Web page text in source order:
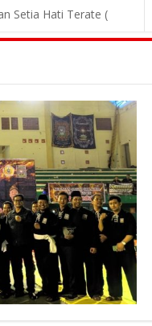
Setia Hati Terate (